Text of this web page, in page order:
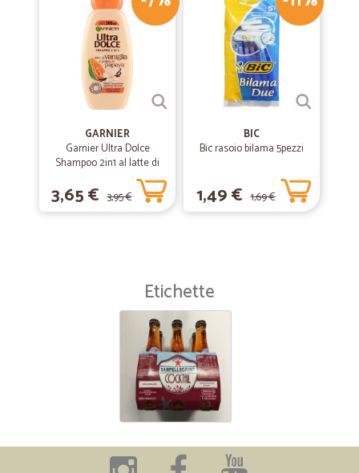
GARNIER
Garnier Ultra Dolce
Shampoo 2in1 al latte di
Vaniglia e polpa di Papaya
per capelli lunghi, 300 ml.
3,65 € 3,95 €
BIC
Bic rasoio bilama 5pezzi
1,49 € 1,69 €
Etichette